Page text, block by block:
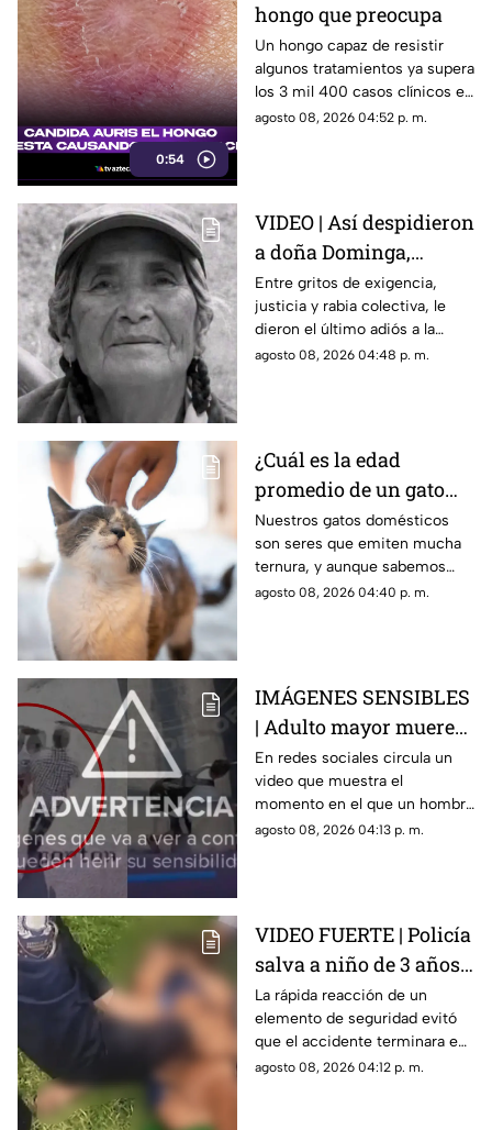
0:54
hongo que preocupa
Un hongo capaz de resistir
algunos tratamientos ya supera
los 3 mil 400 casos clínicos en
Estados Unidos durante 2026.
agosto 08, 2026 04:52 p. m.
VIDEO | Así despidieron
a doña Dominga,
abuelita de 82 años
asesinada por 90 pesos
Entre gritos de exigencia,
justicia y rabia colectiva, le
dieron el último adiós a la
mujer que fue asesinada de
agosto 08, 2026 04:48 p. m.
¿Cuál es la edad
promedio de un gato
doméstico? Podrías
disfrutar a tu michi
más tiempo del que te
imaginas
Nuestros gatos domésticos
son seres que emiten mucha
ternura, y aunque sabemos
que no son eternos, seguro
agosto 08, 2026 04:40 p. m.
IMÁGENES SENSIBLES
| Adulto mayor muere
atropellado por un
tráiler, video revela que
un hombre lo empujó
de manera intencional
En redes sociales circula un
video que muestra el
momento en el que un hombre
de la tercera edad fue
agosto 08, 2026 04:13 p. m.
VIDEO FUERTE | Policía
salva a niño de 3 años
tras accidente en lago
en Teotihuacán
La rápida reacción de un
elemento de seguridad evitó
que el accidente terminara en
tragedia.
agosto 08, 2026 04:12 p. m.